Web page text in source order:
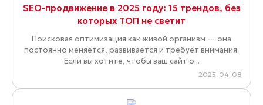
SEO-продвижение в 2025 году: 15 трендов, без
которых ТОП не светит
Поисковая оптимизация как живой организм — она
постоянно меняется, развивается и требует внимания.
Если вы хотите, чтобы ваш сайт о...
2025-04-08